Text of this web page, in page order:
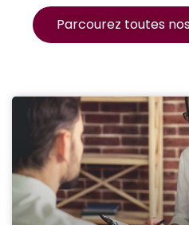
Parcourez toutes